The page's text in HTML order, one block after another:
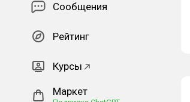
Сообщения
Рейтинг
Курсы
Маркет